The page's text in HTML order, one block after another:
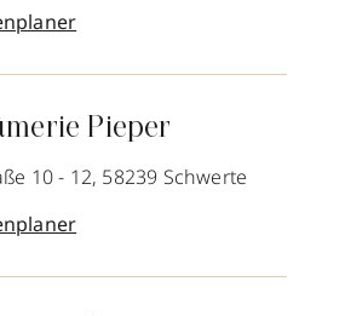
Pieper
10 - 12, 58239 Schwerte